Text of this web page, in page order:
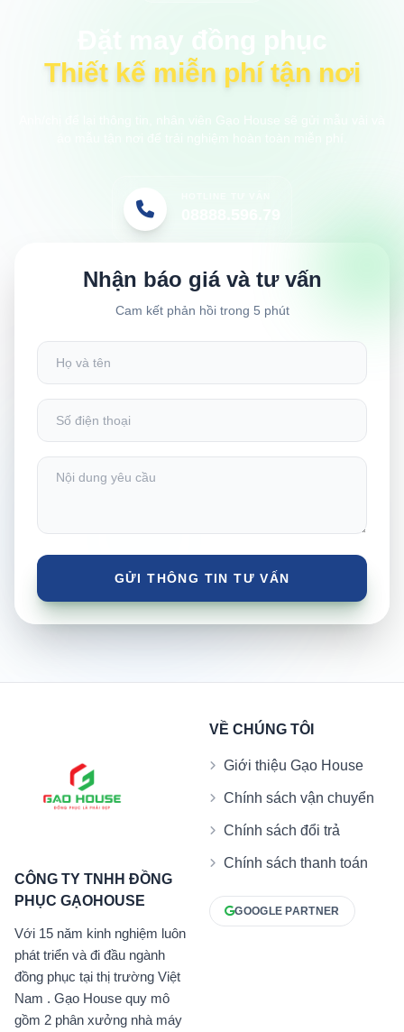
Thiết kế miễn phí tận nơi
Nhận báo giá và tư vấn
Cam kết phản hồi trong 5 phút
CÔNG TY TNHH ĐỒNG
PHỤC GẠOHOUSE
Với 15 năm kinh nghiệm luôn
phát triển và đi đầu ngành
đồng phục tại thị trường Việt
Nam . Gạo House quy mô
gồm 2 phân xưởng nhà máy
VỀ CHÚNG TÔI
Giới thiệu Gạo House
Chính sách vận chuyển
Chính sách đổi trả
Chính sách thanh toán
GOOGLE PARTNER